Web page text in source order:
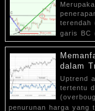
terendah
garis BC
dalam
Uptrend
tertentu
penurunan harga yang